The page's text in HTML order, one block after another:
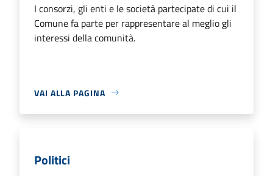
I consorzi, gli enti e le società partecipate di cui il
Comune fa parte per rappresentare al meglio gli
interessi della comunità.
VAI ALLA PAGINA
Politici